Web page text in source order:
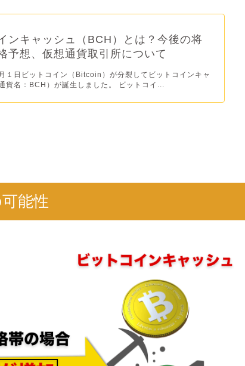
ンキャッシュ（BCH）とは？今後の将
予想、仮想通貨取引所について
１日ビットコイン（Bitcoin）が分裂してビットコインキャ
貨名：BCH）が誕生しました。 ビットコイ...
能性